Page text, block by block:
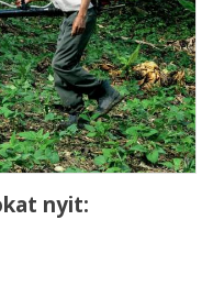
nyit: